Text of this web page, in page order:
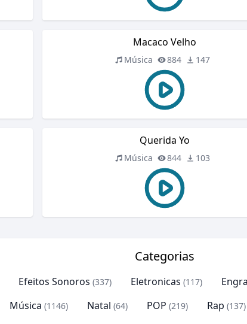
Macaco Velho
Música 884 147
Querida Yo
Música 844 103
Categorias
Efeitos Sonoros (337) Eletronicas (117)
Música (1146) Natal (64) POP (219) Rap (137)